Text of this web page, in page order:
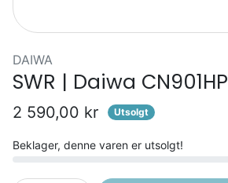
DAIWA
SWR | Daiwa CN901HP
2 590,00 kr Utsolgt
Beklager, denne varen er utsolgt!